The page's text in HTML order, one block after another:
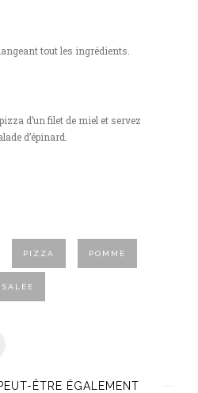
tout les ingrédients.
d’un filet de miel et servez
d’épinard.
PIZZA POMME
ÊTRE ÉGALEMENT